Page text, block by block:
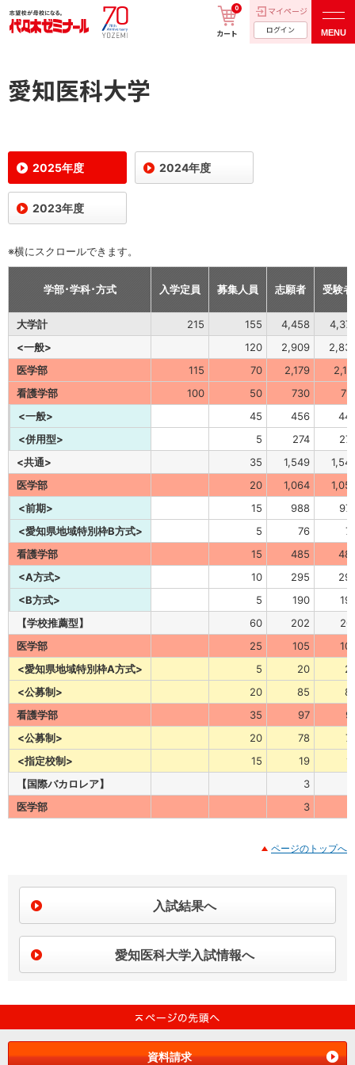
カート
0 マイページ
ログイン MENU
愛知医科大学
2025年度 2024年度
2023年度
※横にスクロールできます。
学部･学科･方式 入学定員 募集人員 志願者 受験者
大学計 215 155 4,458
<一般>
120 2,909
医学部
115 70 2,179
看護学部
100 50 730
<一般>
45 456
<併用型>
5 274
<共通>
35 1,549
医学部
20 1,064
<前期>
15 988
<愛知県地域特別枠B方式>
5 76
看護学部
15 485
<A方式>
10 295
<B方式>
5 190
【学校推薦型】
60 202
医学部
25 105
<愛知県地域特別枠A方式>
5 20
<公募制>
20 85
看護学部
35 97
<公募制>
20 78
<指定校制>
15 19
【国際バカロレア】
3
医学部
3
ページのトップへ
入試結果へ
愛知医科大学入試情報へ
資料請求